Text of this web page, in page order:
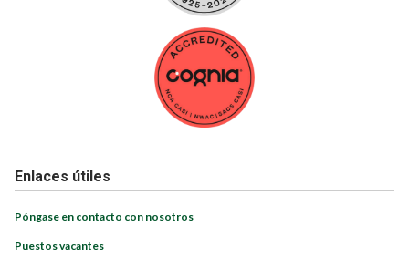
Enlaces útiles
Póngase en contacto con nosotros
Puestos vacantes